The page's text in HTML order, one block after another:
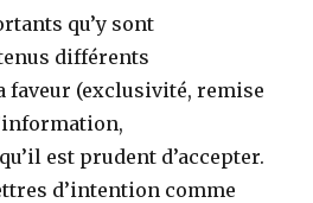
qu’y sont
différents
faveur (exclusivité, remise
est prudent d’accepter.
d’intention comme